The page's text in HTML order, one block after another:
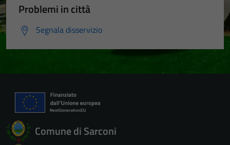
Problemi in città
Segnala disservizio
Comune di Sarconi